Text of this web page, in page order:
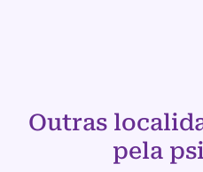
Outras
pela